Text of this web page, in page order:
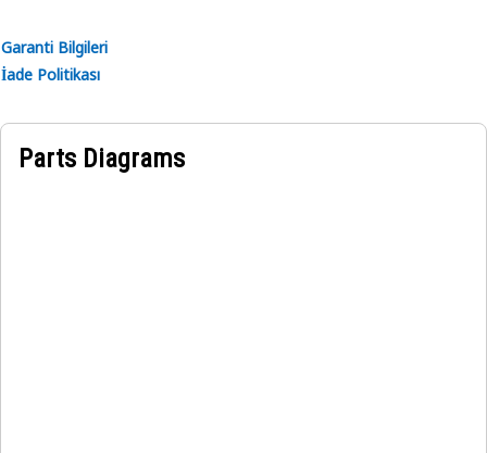
Garanti Bilgileri
İade Politikası
Parts Diagrams